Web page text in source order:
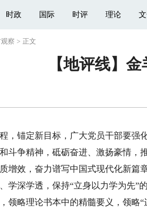
时政 国际 时评 理论
察 > 正文
【地评线】
锚定新目标，广大党员干部要强
斗争精神，砥砺奋进、激扬豪情，
增效，奋力谱写中国式现代化新篇章
深学透，保持“立身以力学为先”
领略理论书本中的精髓要义，领略